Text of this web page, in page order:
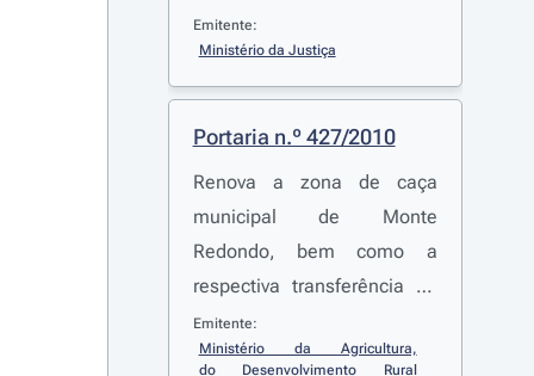
informações dadas por
escrito e fotocópias não
certificadas de registo
predial e pela emissão de
registo predial e procede à
cessação do período
transitório no âmbito do
registo predial
Emitente:
Ministério da Justiça
Portaria n.º 427/2010
Renova a zona de caça
municipal de Monte
Redondo, bem como a
respectiva transferência de
gestão, por um período de
seis anos, constituída pelos
Emitente:
Ministério da Agricultura,
do Desenvolvimento Rural